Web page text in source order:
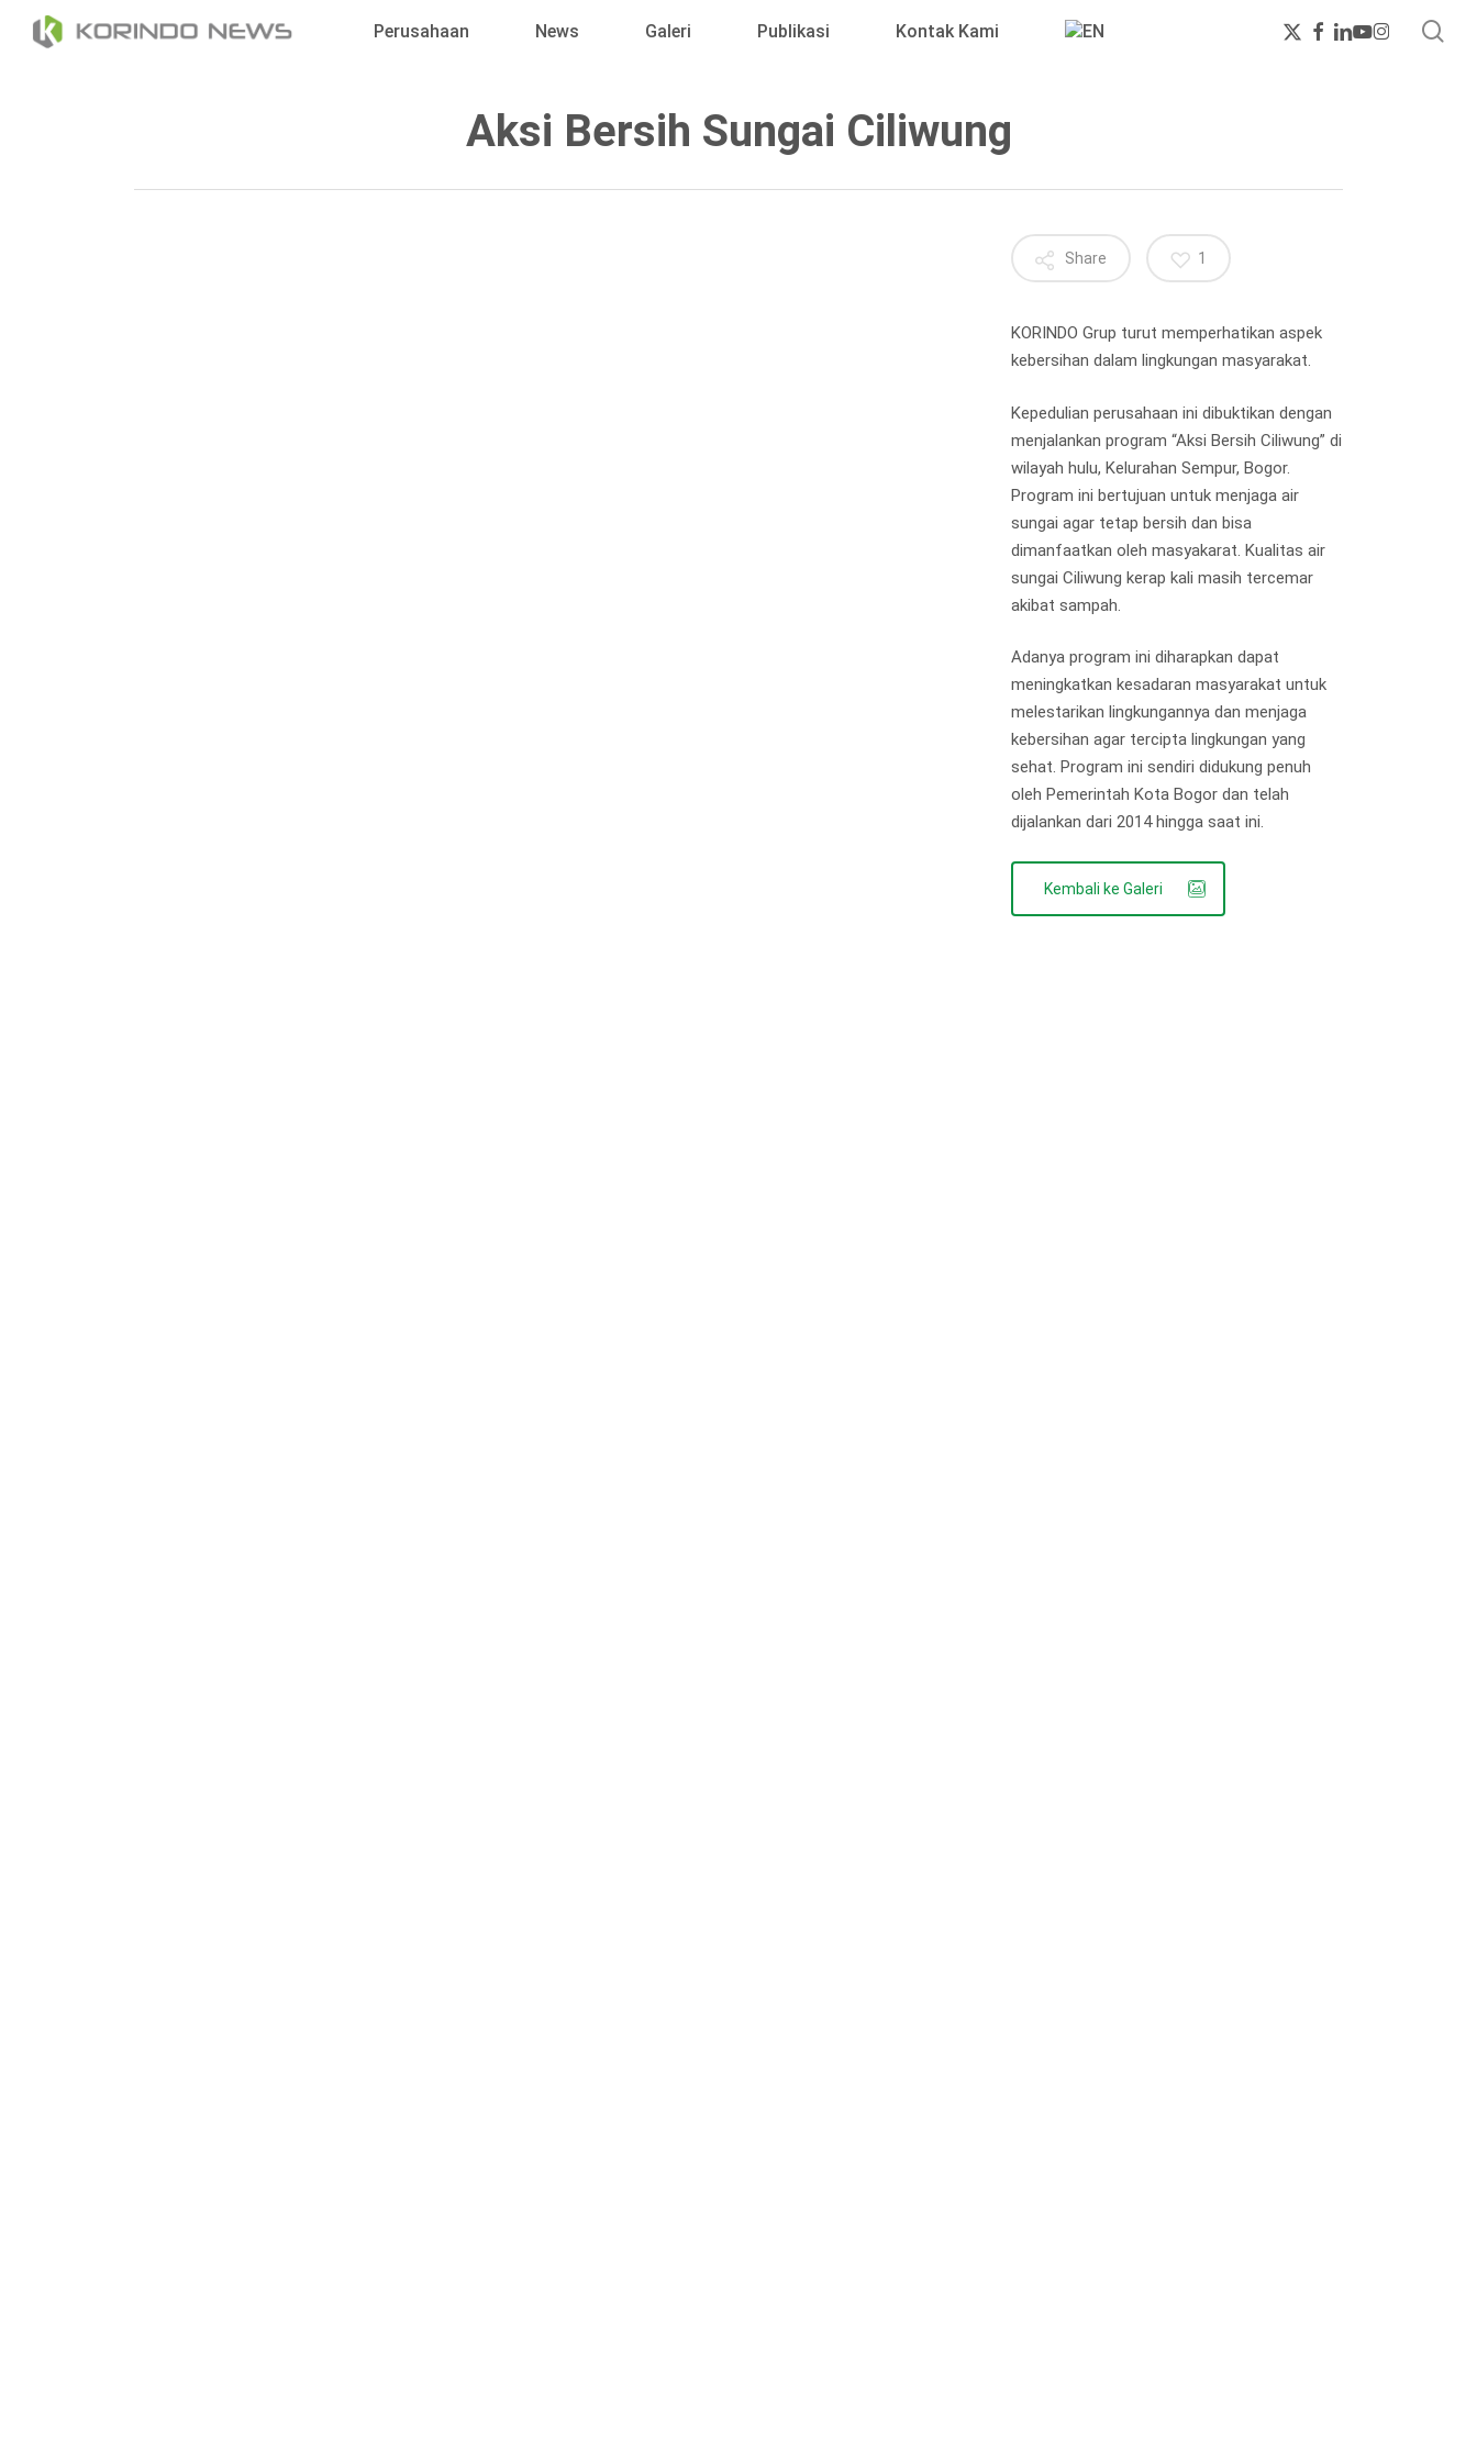
Perusahaan News Galeri Publikasi Kontak Kami
x-
twitter
facebook
linkedin
youtube
instagram
Aksi Bersih Sungai Ciliwung
Share 1
KORINDO Grup turut memperhatikan aspek
kebersihan dalam lingkungan masyarakat.
Kepedulian perusahaan ini dibuktikan dengan
menjalankan program “Aksi Bersih Ciliwung” di
wilayah hulu, Kelurahan Sempur, Bogor.
Program ini bertujuan untuk menjaga air
sungai agar tetap bersih dan bisa
dimanfaatkan oleh masyakarat. Kualitas air
sungai Ciliwung kerap kali masih tercemar
akibat sampah.
Adanya program ini diharapkan dapat
meningkatkan kesadaran masyarakat untuk
melestarikan lingkungannya dan menjaga
kebersihan agar tercipta lingkungan yang
sehat. Program ini sendiri didukung penuh
oleh Pemerintah Kota Bogor dan telah
dijalankan dari 2014 hingga saat ini.
Kembali ke Galeri